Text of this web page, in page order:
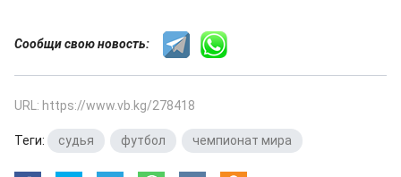
Сообщи свою новость:
URL: https://www.vb.kg/278418
Теги: судья футбол чемпионат мира